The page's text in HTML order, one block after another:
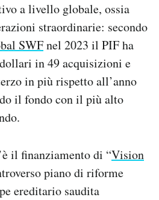
a livello globale, ossia
straordinarie: secondo
SWFnel 2023 il PIF ha
in 49 acquisizioni e
in più rispetto all’anno
il fondo con il più alto
il finanziamento di “Vision
piano di riforme
ereditario saudita